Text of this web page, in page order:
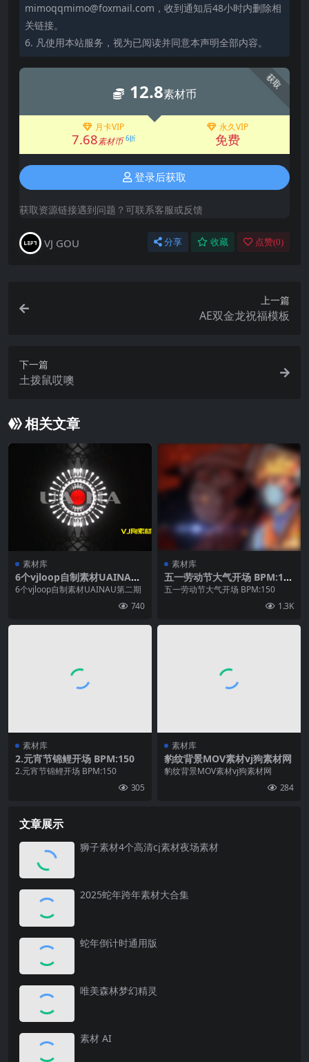
mimoqqmimo@foxmail.com，收到通知后48小时内删除相
关链接。
6. 凡使用本站服务，视为已阅读并同意本声明全部内容。
获取
12.8素材币
月卡VIP
7.68素材币 6折
永久VIP
免费
登录后获取
获取资源链接遇到问题？可联系客服或反馈
VJ GOU 分享 收藏 点赞(0)
上一篇
AE双金龙祝福模板
下一篇
土拨鼠哎噢
相关文章
素材库
6个vjloop自制素材UAINAU
第二期
6个vjloop自制素材UAINAU第二期
740
素材库
五一劳动节大气开场 BPM:15
0
五一劳动节大气开场 BPM:150
1.3K
素材库
2.元宵节锦鲤开场 BPM:150
2.元宵节锦鲤开场 BPM:150
305
素材库
豹纹背景MOV素材vj狗素材网
豹纹背景MOV素材vj狗素材网
284
文章展示
狮子素材4个高清cj素材夜场素材
2025蛇年跨年素材大合集
蛇年倒计时通用版
唯美森林梦幻精灵
素材 AI